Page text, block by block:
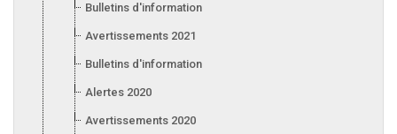
Bulletins d'information 2022
Avertissements 2021
Bulletins d'information 2021
Alertes 2020
Avertissements 2020